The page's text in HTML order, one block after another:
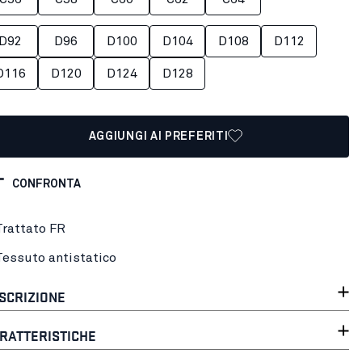
D92 D96 D100 D104 D108 D112
D120 D124 D128
AGGIUNGI AI PREFERITI
CONFRONTA
FR
antistatico